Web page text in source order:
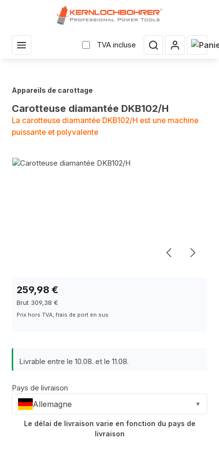
TVA incluse Le
Appareils de carottage
Carotteuse diamantée DKB102/H
La carotteuse diamantée DKB102/H est une machine
puissante et polyvalente
Sauter la galerie d'images
259,98 €
Brut 309,38 €
Prix hors TVA, frais de port en sus
Livrable entre le 10.08. et le 11.08.
Pays de livraison
Allemagne ▼
Le délai de livraison varie en fonction du pays de
livraison